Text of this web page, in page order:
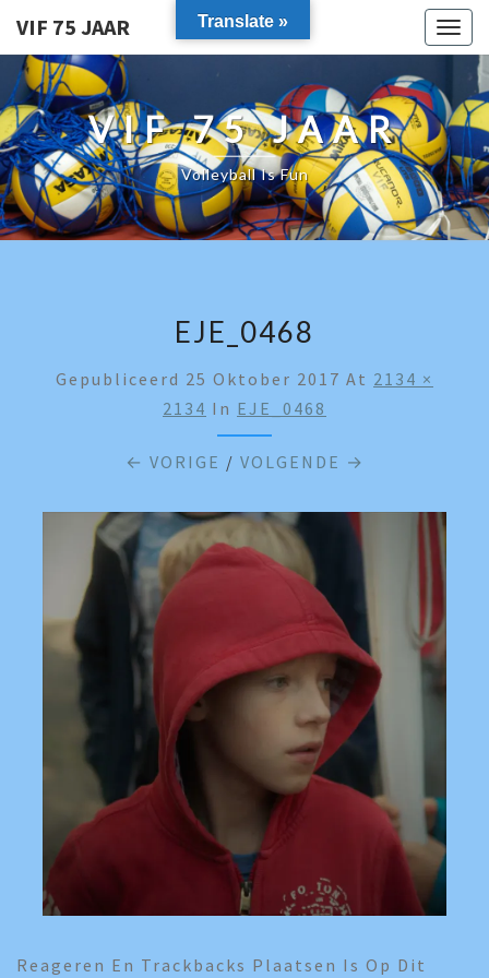
VIF 75 JAAR
VIF 75 JAAR
Volleyball Is Fun
EJE_0468
Gepubliceerd 25 Oktober 2017 At 2134 ×
2134 In EJE_0468
← VORIGE / VOLGENDE →
Reageren En Trackbacks Plaatsen Is Op Dit
Translate »